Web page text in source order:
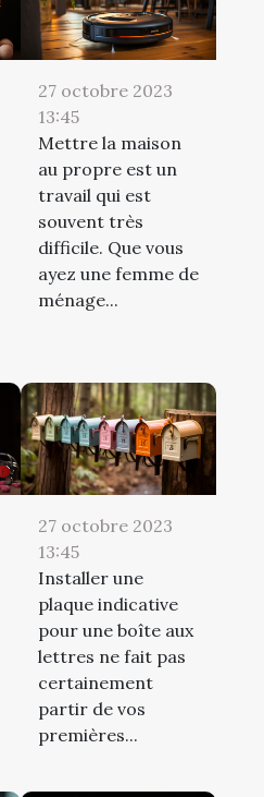
27 octobre 2023
13:45
Mettre la maison
au propre est un
travail qui est
souvent très
difficile. Que vous
ayez une femme de
ménage...
27 octobre 2023
13:45
Installer une
plaque indicative
pour une boîte aux
lettres ne fait pas
certainement
partir de vos
premières...